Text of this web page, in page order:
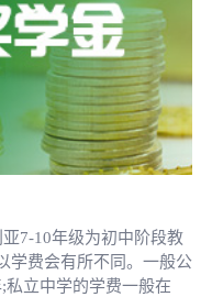
7-10年级为初中阶段教
学费会有所不同。一般公
私立中学的学费一般在